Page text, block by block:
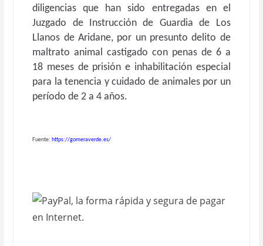
diligencias que han sido entregadas en el
Juzgado de Instrucción de Guardia de Los
Llanos de Aridane, por un presunto delito de
maltrato animal castigado con penas de 6 a
18 meses de prisión e inhabilitación especial
para la tenencia y cuidado de animales por un
período de 2 a 4 años.
Fuente:https://gomeraverde.es/